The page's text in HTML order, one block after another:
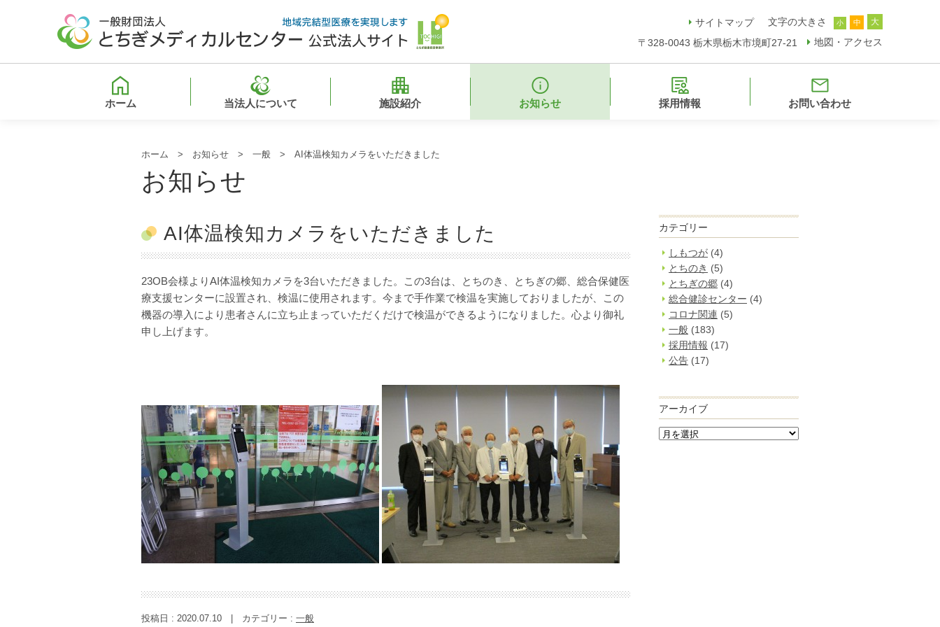
サイトマップ 文字の大きさ 小 中 大
〒328-0043 栃木県栃木市境町27-21 地図・アクセス
ホーム 当法人について 施設紹介 お知らせ 採用情報 お問い合わせ
ホーム > お知らせ > 一般 > AI体温検知カメラをいただきました
お知らせ
AI体温検知カメラをいただきました
23OB会様よりAI体温検知カメラを3台いただきました。この3台は、とちのき、とちぎの郷、総合保健医
療支援センターに設置され、検温に使用されます。今まで手作業で検温を実施しておりましたが、この
機器の導入により患者さんに立ち止まっていただくだけで検温ができるようになりました。心より御礼
申し上げます。
投稿日 : 2020.07.10 カテゴリー : 一般
カテゴリー
しもつが (4)
とちのき (5)
とちぎの郷 (4)
総合健診センター (4)
コロナ関連 (5)
一般 (183)
採用情報 (17)
公告 (17)
アーカイブ